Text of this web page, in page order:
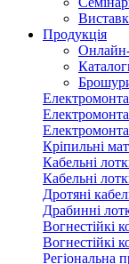
Продукція
Кріпильні
Кабельні
Кабельні
Дротяні
Драбинні
Вогнестійкі
Вогнестійкі
Регіональна